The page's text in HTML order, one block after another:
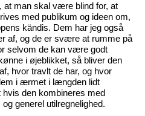
at man skal være blind for, at
med publikum og ideen om,
kändis. Dem har jeg også
af, og de er svære at rumme på
selvom de kan være godt
i øjeblikket, så bliver den
hvor travlt de har, og hvor
i ærmet i længden lidt
den kombineres med
generel utilregnelighed.